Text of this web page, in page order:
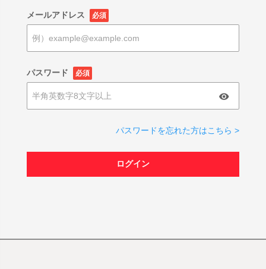
メールアドレス 必須
パスワード 必須
パスワードを忘れた方はこちら >
ログイン